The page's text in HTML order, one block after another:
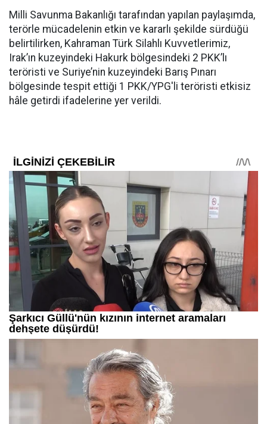
Milli Savunma Bakanlığı tarafından yapılan paylaşımda,
terörle mücadelenin etkin ve kararlı şekilde sürdüğü
belirtilirken, Kahraman Türk Silahlı Kuvvetlerimiz,
Irak’ın kuzeyindeki Hakurk bölgesindeki 2 PKK’lı
teröristi ve Suriye’nin kuzeyindeki Barış Pınarı
bölgesinde tespit ettiği 1 PKK/YPG'li teröristi etkisiz
hâle getirdi ifadelerine yer verildi.